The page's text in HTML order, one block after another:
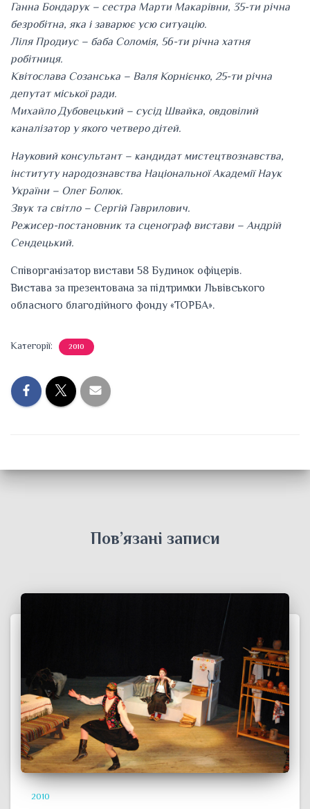
Ганна Бондарук – сестра Марти Макарівни, 35-ти річна
безробітна, яка і заварює усю ситуацію.
Ліля Продиус – баба Соломія, 56-ти річна хатня
робітниця.
Квітослава Созанська – Валя Корнієнко, 25-ти річна
депутат міської ради.
Михайло Дубовецький – сусід Швайка, овдовілий
каналізатор у якого четверо дітей.
Науковий консультант – кандидат мистецтвознавства,
інституту народознавства Національної Академії Наук
України – Олег Болюк.
Звук та світло – Сергій Гаврилович.
Режисер-постановник та сценограф вистави – Андрій
Сендецький.
Співорганізатор вистави 58 Будинок офіцерів.
Вистава за презентована за підтримки Львівського
обласного благодійного фонду «ТОРБА».
Категорії: 2010
Пов’язані записи
2010